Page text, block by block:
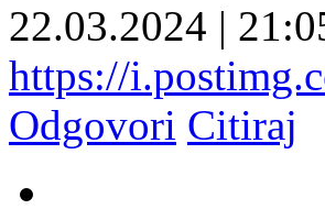
22.03.2024 |
https://
Odgovori Citiraj